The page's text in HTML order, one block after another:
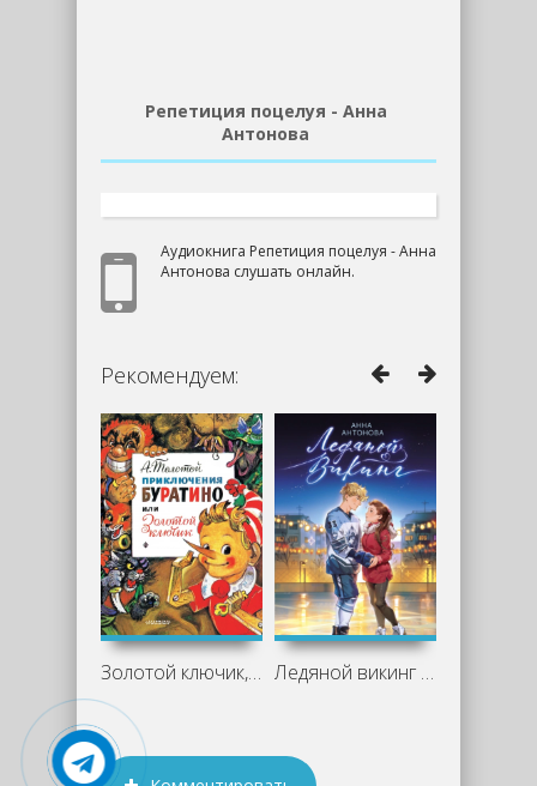
Репетиция поцелуя - Анна
Антонова
Аудиокнига Репетиция поцелуя - Анна
Антонова слушать онлайн.
Рекомендуем:
Золотой ключик, или Приключения Ледяной викинг - Анна Антонова